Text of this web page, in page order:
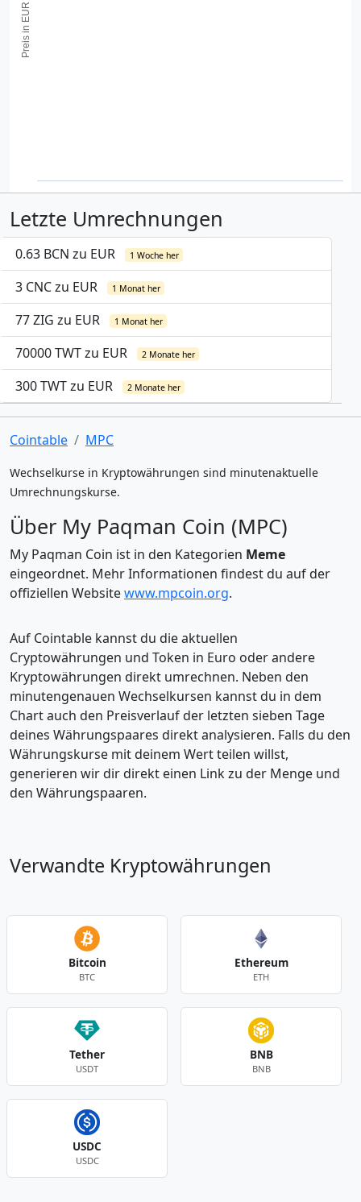
Preis in EUR
Letzte Umrechnungen
0.63 BCN zu EUR 1 Woche her
3 CNC zu EUR 1 Monat her
77 ZIG zu EUR 1 Monat her
70000 TWT zu EUR 2 Monate her
300 TWT zu EUR 2 Monate her
Cointable MPC
Wechselkurse in Kryptowährungen sind minutenaktuelle
Umrechnungskurse.
Über My Paqman Coin (MPC)
My Paqman Coin ist in den Kategorien Meme
eingeordnet. Mehr Informationen findest du auf der
offiziellen Websitewww.mpcoin.org.
Auf Cointable kannst du die aktuellen
Cryptowährungen und Token in Euro oder andere
Kryptowährungen direkt umrechnen. Neben den
minutengenauen Wechselkursen kannst du in dem
Chart auch den Preisverlauf der letzten sieben Tage
deines Währungspaares direkt analysieren. Falls du den
Währungskurse mit deinem Wert teilen willst,
generieren wir dir direkt einen Link zu der Menge und
den Währungspaaren.
Verwandte Kryptowährungen
Bitcoin
BTC
Ethereum
ETH
Tether
USDT
BNB
BNB
USDC
USDC